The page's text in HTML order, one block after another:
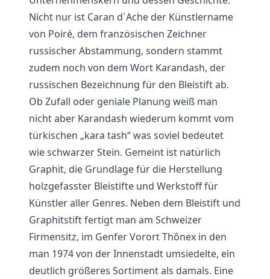
Nicht nur ist Caran d´Ache der Künstlername
von Poiré, dem französischen Zeichner
russischer Abstammung, sondern stammt
zudem noch von dem Wort Karandash, der
russischen Bezeichnung für den Bleistift ab.
Ob Zufall oder geniale Planung weiß man
nicht aber Karandash wiederum kommt vom
türkischen „kara tash“ was soviel bedeutet
wie schwarzer Stein. Gemeint ist natürlich
Graphit, die Grundlage für die Herstellung
holzgefasster Bleistifte und Werkstoff für
Künstler aller Genres. Neben dem Bleistift und
Graphitstift fertigt man am Schweizer
Firmensitz, im Genfer Vorort Thônex in den
man 1974 von der Innenstadt umsiedelte, ein
deutlich größeres Sortiment als damals. Eine